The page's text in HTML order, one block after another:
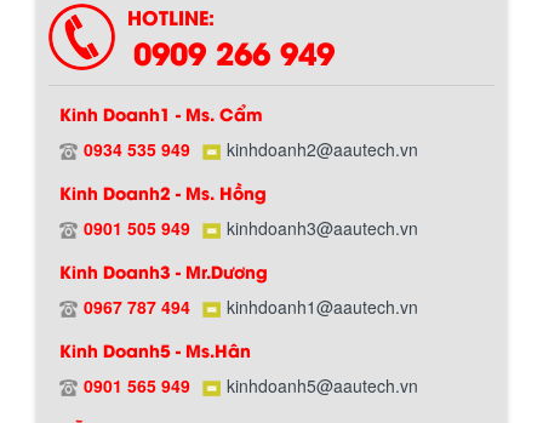
HOTLINE:
0909 266 949
Kinh Doanh1 - Ms. Cẩm
0934 535 949 kinhdoanh2@aautech.vn
Kinh Doanh2 - Ms. Hồng
0901 505 949 kinhdoanh3@aautech.vn
Kinh Doanh3 - Mr.Dương
0967 787 494 kinhdoanh1@aautech.vn
Kinh Doanh5 - Ms.Hân
0901 565 949 kinhdoanh5@aautech.vn
Chính sách giao hàng
Bồn chứa giải nhiệt sơn, mực in có cấu
tạo gồm 2 lớp inox và được dùng để
Máy trộn bột khô 500kg được thiết kế
thân bồn nằm ngang, với cánh trộn bột